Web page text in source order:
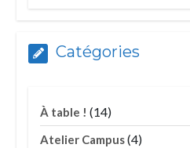
Catégories
À table ! (14)
Atelier Campus(4)